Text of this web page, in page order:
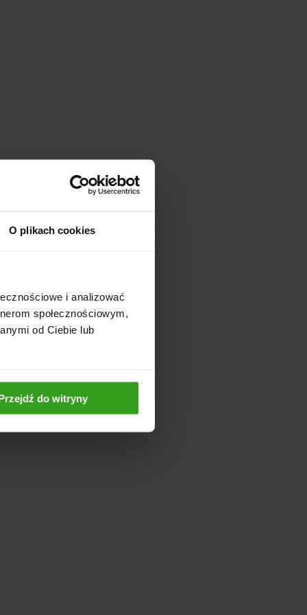
O plikach cookies
i analizować
społecznościowym,
od Ciebie lub
do witryny